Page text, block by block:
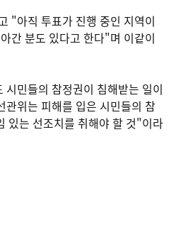
"아직 투표가 진행 중인 지역이
간 분도 있다고 한다"며 이같이
민들의 참정권이 침해받는 일이
위는 피해를 입은 시민들의 참
있는 선조치를 취해야 할 것"이라